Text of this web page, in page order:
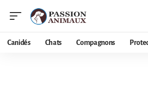
Canidés Chats Compagnons